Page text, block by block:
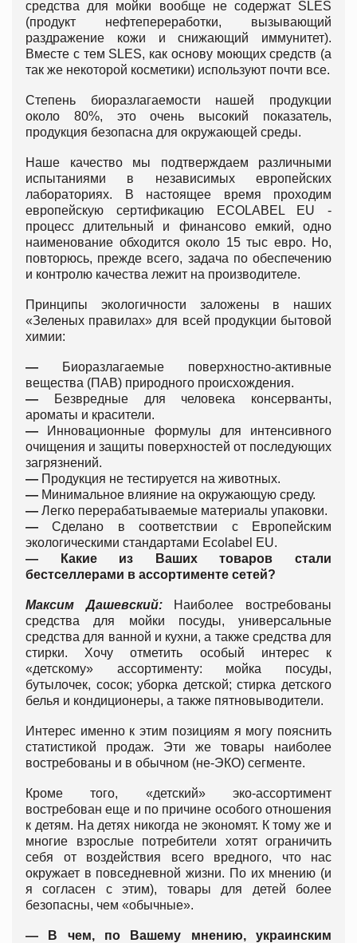
средства для мойки вообще не содержат SLES
(продукт нефтепереработки, вызывающий
раздражение кожи и снижающий иммунитет).
Вместе с тем SLES, как основу моющих средств (а
так же некоторой косметики) используют почти все.
Степень биоразлагаемости нашей продукции
около 80%, это очень высокий показатель,
продукция безопасна для окружающей среды.
Наше качество мы подтверждаем различными
испытаниями в независимых европейских
лабораториях. В настоящее время проходим
европейскую сертификацию ECOLABEL EU -
процесс длительный и финансово емкий, одно
наименование обходится около 15 тыс евро. Но,
повторюсь, прежде всего, задача по обеспечению
и контролю качества лежит на производителе.
Принципы экологичности заложены в наших
«Зеленых правилах» для всей продукции бытовой
химии:
—
Биоразлагаемые поверхностно-активные
вещества (ПАВ) природного происхождения.
—
Безвредные для человека консерванты,
ароматы и красители.
—
Инновационные формулы для интенсивного
очищения и защиты поверхностей от последующих
загрязнений.
— Продукция не тестируется на животных.
— Минимальное влияние на окружающую среду.
— Легко перерабатываемые материалы упаковки.
—Сделано в соответствии с Европейским
экологическими стандартами Ecolabel EU.
— Какие из Ваших товаров стали
бестселлерами в ассортименте сетей?
Максим Дашевский: Наиболее востребованы
средства для мойки посуды, универсальные
средства для ванной и кухни, а также средства для
стирки. Хочу отметить особый интерес к
«детскому» ассортименту: мойка посуды,
бутылочек, сосок; уборка детской; стирка детского
белья и кондиционеры, а также пятновыводители.
Интерес именно к этим позициям я могу пояснить
статистикой продаж. Эти же товары наиболее
востребованы и в обычном (не-ЭКО) сегменте.
Кроме того, «детский» эко-ассортимент
востребован еще и по причине особого отношения
к детям. На детях никогда не экономят. К тому же и
многие взрослые потребители хотят ограничить
себя от воздействия всего вредного, что нас
окружает в повседневной жизни. По их мнению (и
я согласен с этим), товары для детей более
безопасны, чем «обычные».
— В чем, по Вашему мнению, украинским